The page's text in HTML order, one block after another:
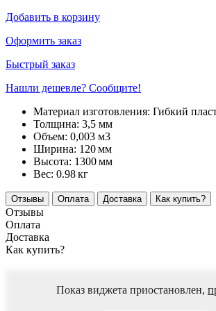
Добавить в корзину
Оформить заказ
Быстрый заказ
Нашли дешевле? Сообщите!
Материал изготовления: Гибкий
Толщина: 3,5 мм
Объем: 0,003 м3
Ширина: 120мм
Высота: 1300мм
Вес: 0.98кг
Отзывы Оплата Доставка Как купить?
Отзывы
Оплата
Доставка
Как купить?
Показ виджета приостановлен,